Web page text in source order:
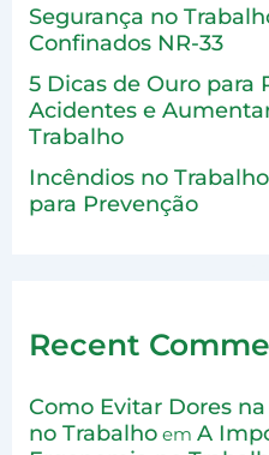
Segurança no
Confinados NR-33
5 Dicas de Ouro para
Acidentes e
Trabalho
Incêndios no
para Prevenção
Recent
Como Evitar Dores
no Trabalho emA